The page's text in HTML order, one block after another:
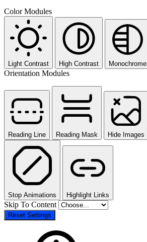
Color Modules
Light Contrast High Contrast Monochrome
Orientation Modules
Reading Line Reading Mask Hide Images
Stop Animations Highlight Links
Skip To Content
Reset Settings